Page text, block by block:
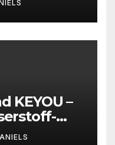
KEYOU –